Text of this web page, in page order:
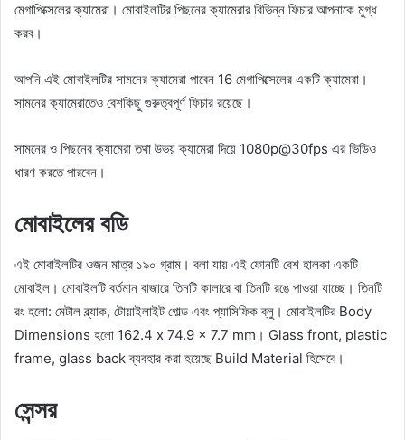
মেগাপিক্সেলের ক্যামেরা। মোবাইলটির পিছনের ক্যামেরার বিভিন্ন ফিচার আপনাকে মুগ্ধ
করব।
আপনি এই মোবাইলটির সামনের ক্যামেরা পাবেন 16 মেগাপিক্সেলের একটি ক্যামেরা।
সামনের ক্যামেরাতেও বেশকিছু গুরুত্বপূর্ণ ফিচার রয়েছে।
সামনের ও পিছনের ক্যামেরা তথা উভয় ক্যামেরা দিয়ে 1080p@30fps এর ভিডিও
ধারণ করতে পারবেন।
মোবাইলের বডি
এই মোবাইলটির ওজন মাত্র ১৯০ গ্রাম। বলা যায় এই ফোনটি বেশ হালকা একটি
মোবাইল। মোবাইলটি বর্তমান বাজারে তিনটি কালারে বা তিনটি রঙে পাওয়া যাচ্ছে। তিনটি
রং হলো: মেটাল ব্ল্যাক, টোয়াইলাইট গোল্ড এবং প্যাসিফিক ব্লু। মোবাইলটির Body
Dimensions হলো 162.4 x 74.9 x 7.7 mm। Glass front, plastic
frame, glass back ব্যবহার করা হয়েছে Build Material হিসেবে।
সেন্সর